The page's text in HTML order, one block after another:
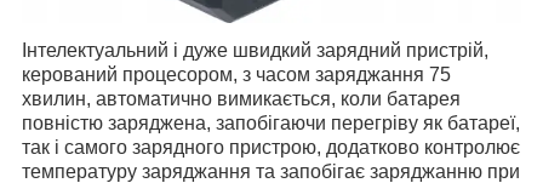
Інтелектуальний і дуже швидкий зарядний пристрій,
керований процесором, з часом заряджання 75
хвилин, автоматично вимикається, коли батарея
повністю заряджена, запобігаючи перегріву як батареї,
так і самого зарядного пристрою, додатково контролює
температуру заряджання та запобігає заряджанню при